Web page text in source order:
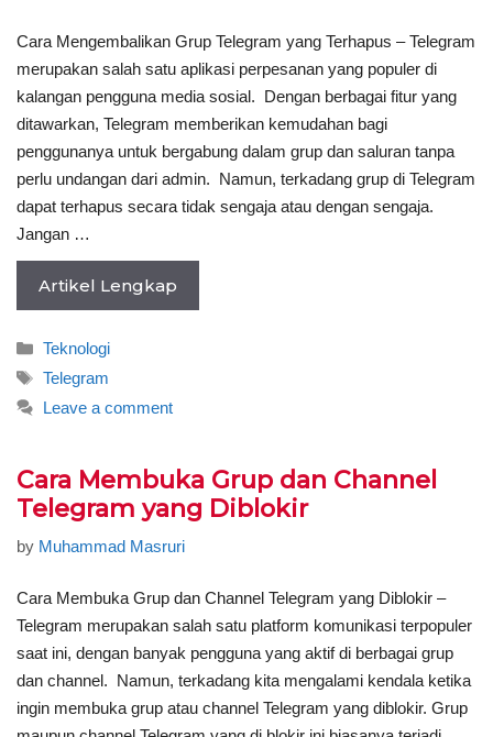
Cara Mengembalikan Grup Telegram yang Terhapus – Telegram
merupakan salah satu aplikasi perpesanan yang populer di
kalangan pengguna media sosial. Dengan berbagai fitur yang
ditawarkan, Telegram memberikan kemudahan bagi
penggunanya untuk bergabung dalam grup dan saluran tanpa
perlu undangan dari admin. Namun, terkadang grup di Telegram
dapat terhapus secara tidak sengaja atau dengan sengaja.
Jangan …
Artikel Lengkap
Categories
Teknologi
Tags
Telegram
Leave a comment
Cara Membuka Grup dan Channel
Telegram yang Diblokir
by Muhammad Masruri
Cara Membuka Grup dan Channel Telegram yang Diblokir –
Telegram merupakan salah satu platform komunikasi terpopuler
saat ini, dengan banyak pengguna yang aktif di berbagai grup
dan channel. Namun, terkadang kita mengalami kendala ketika
ingin membuka grup atau channel Telegram yang diblokir. Grup